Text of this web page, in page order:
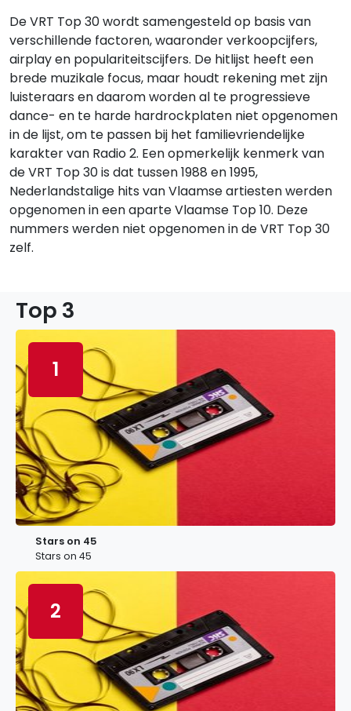
De VRT Top 30 wordt samengesteld op basis van
verschillende factoren, waaronder verkoopcijfers,
airplay en populariteitscijfers. De hitlijst heeft een
brede muzikale focus, maar houdt rekening met zijn
luisteraars en daarom worden al te progressieve
dance- en te harde hardrockplaten niet opgenomen
in de lijst, om te passen bij het familievriendelijke
karakter van Radio 2. Een opmerkelijk kenmerk van
de VRT Top 30 is dat tussen 1988 en 1995,
Nederlandstalige hits van Vlaamse artiesten werden
opgenomen in een aparte Vlaamse Top 10. Deze
nummers werden niet opgenomen in de VRT Top 30
zelf.
Top 3
1
Stars on 45
Stars on 45
2